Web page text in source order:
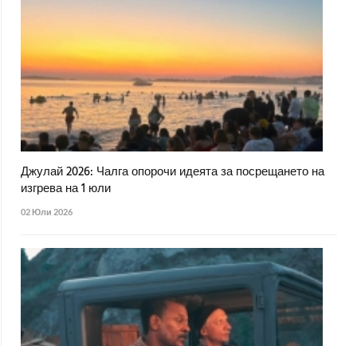
Джулай 2026: Чалга опорочи идеята за посрещането на
изгрева на 1 юли
02 Юли 2026